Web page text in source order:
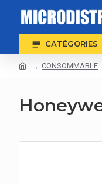
CATÉGORIES
CONSOMMABLE